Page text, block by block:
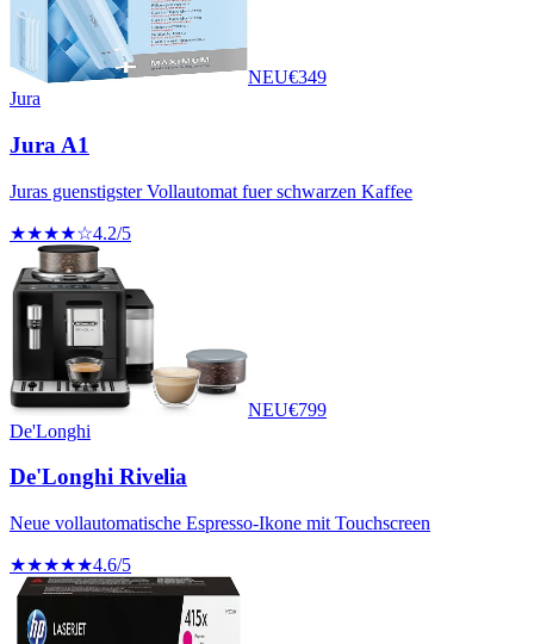
NEU€349
Jura
Jura A1
Juras guenstigster Vollautomat fuer schwarzen Kaffee
★★★★☆4.2/5
NEU€799
De'Longhi
De'Longhi Rivelia
Neue vollautomatische Espresso-Ikone mit Touchscreen
★★★★★4.6/5